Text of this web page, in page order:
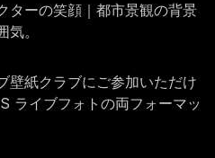
ターの笑顔｜都市景観の背景
。
壁紙クラブにご参加いただけ
ライブフォトの両フォーマッ